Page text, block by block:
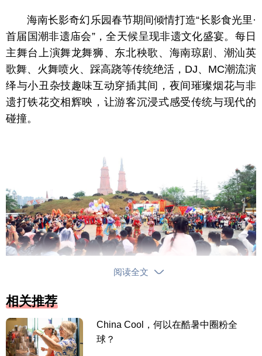
海南长影奇幻乐园春节期间倾情打造“长影食光里·
首届国潮非遗庙会”，全天候呈现非遗文化盛宴。每日
主舞台上演舞龙舞狮、东北秧歌、海南琼剧、潮汕英
歌舞、火舞喷火、踩高跷等传统绝活，DJ、MC潮流演
绎与小丑杂技趣味互动穿插其间，夜间璀璨烟花与非
遗打铁花交相辉映，让游客沉浸式感受传统与现代的
碰撞。
园内设置汉服走秀、剪纸、糖人糖画等非遗互动
工坊，身着汉服入园可享免首道门票优惠，吸引众多
游客身着汉服打卡体验。据悉，备受游客喜爱的烟花
阅读全文
相关推荐
China Cool，何以在酷暑中圈粉全
球？